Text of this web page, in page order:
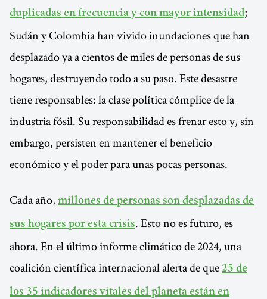
duplicadas en frecuencia y con mayor intensidad;
Sudán y Colombia han vivido inundaciones que han
desplazado ya a cientos de miles de personas de sus
hogares, destruyendo todo a su paso. Este desastre
tiene responsables: la clase política cómplice de la
industria fósil. Su responsabilidad es frenar esto y, sin
embargo, persisten en mantener el beneficio
económico y el poder para unas pocas personas.
Cada año, millones de personas son desplazadas de
sus hogares por esta crisis. Esto no es futuro, es
ahora. En el último informe climático de 2024, una
coalición científica internacional alerta de que 25 de
los 35 indicadores vitales del planeta están en